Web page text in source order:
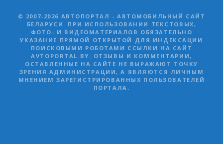
© 2007-2026 АВТОПОРТАЛ - АВТОМОБИЛЬНЫЙ САЙТ
БЕЛАРУСИ. ПРИ ИСПОЛЬЗОВАНИИ ТЕКСТОВЫХ,
ФОТО- И ВИДЕОМАТЕРИАЛОВ ОБЯЗАТЕЛЬНО
УКАЗАНИЕ ПРЯМОЙ ОТКРЫТОЙ ДЛЯ ИНДЕКСАЦИИ
ПОИСКОВЫМИ РОБОТАМИ ССЫЛКИ НА САЙТ
AVTOPORTAL.BY. ОТЗЫВЫ И КОММЕНТАРИИ,
ОСТАВЛЕННЫЕ НА САЙТЕ НЕ ВЫРАЖАЮТ ТОЧКУ
ЗРЕНИЯ АДМИНИСТРАЦИИ, А ЯВЛЯЮТСЯ ЛИЧНЫМ
МНЕНИЕМ ЗАРЕГИСТРИРОВАННЫХ ПОЛЬЗОВАТЕЛЕЙ
ПОРТАЛА.